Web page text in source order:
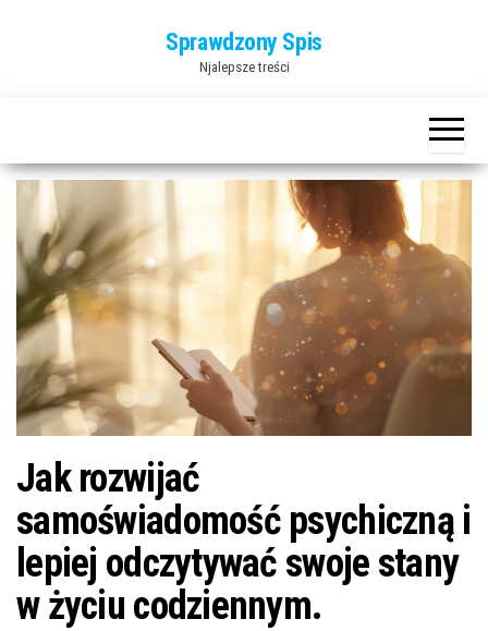
Sprawdzony Spis
Njalepsze treści
Jak rozwijać
samoświadomość psychiczną i
lepiej odczytywać swoje stany
w życiu codziennym.